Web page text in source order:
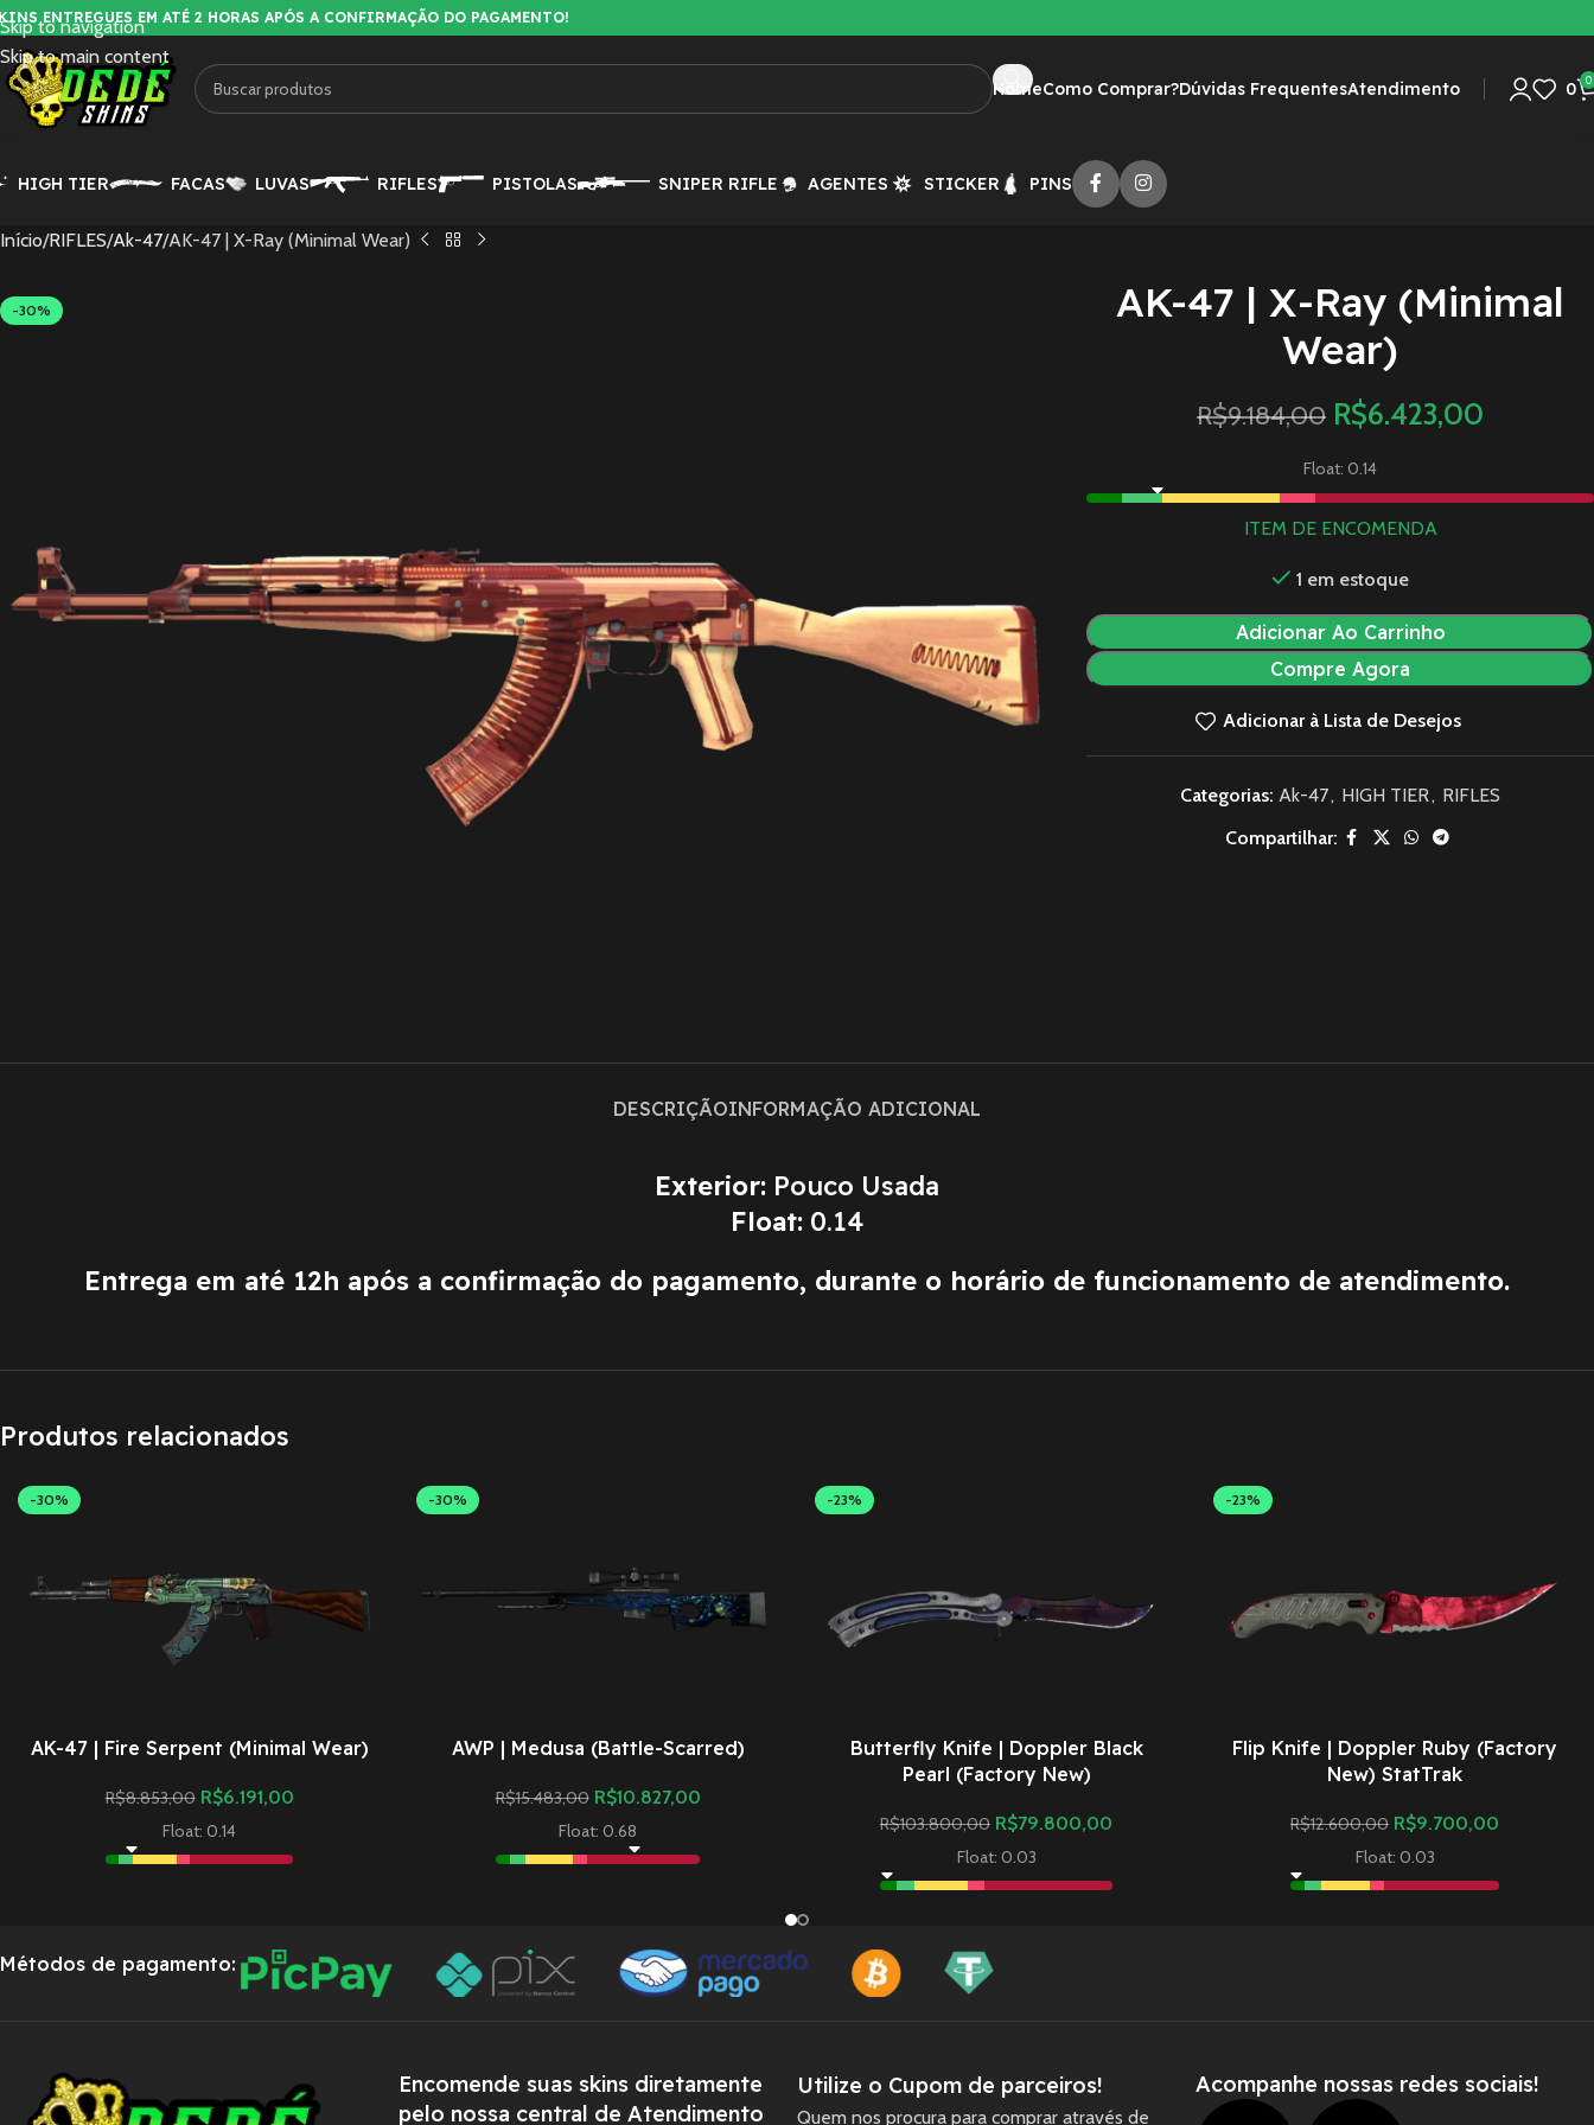
Skip to navigation
Skip to main content
ENTREGUES EM ATÉ 2 HORAS APÓS A CONFIRMAÇÃO DO PAGAMENTO!
HomeComo Comprar?Dúvidas FrequentesAtendimento 0 0
HIGH TIER FACAS LUVAS RIFLES PISTOLAS SNIPER RIFLE AGENTES STICKER PINS
Início RIFLES Ak-47 AK-47 | X-Ray (Minimal Wear)
-30%
AK-47 | X-Ray (Minimal
Wear)
R$9.184,00 R$6.423,00
Float: 0.14
ITEM DE ENCOMENDA
1 em estoque
Adicionar Ao Carrinho
Compre Agora
Adicionar à Lista de Desejos
Categorias: Ak-47, HIGH TIER, RIFLES
Compartilhar:
DESCRIÇÃOINFORMAÇÃO ADICIONAL
Exterior: Pouco Usada
Float: 0.14
Entrega em até 12h após a confirmação do pagamento, durante o horário de funcionamento de atendimento.
Produtos relacionados
-30%
AK-47 | Fire Serpent (Minimal Wear)
R$8.853,00 R$6.191,00
Float: 0.14
-30%
AWP | Medusa (Battle-Scarred)
R$15.483,00 R$10.827,00
Float: 0.68
-23%
Butterfly Knife | Doppler Black
Pearl (Factory New)
R$103.800,00 R$79.800,00
Float: 0.03
-23%
Flip Knife | Doppler Ruby (Factory
New) StatTrak
R$12.600,00 R$9.700,00
Float: 0.03
Métodos de pagamento:
Encomende suas skins diretamente
pelo nossa central de Atendimento
Utilize o Cupom de parceiros!
Quem nos procura para comprar através de
Acompanhe nossas redes sociais!